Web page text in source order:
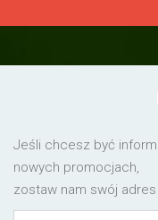
Jeśli chcesz być
nowych promocjach,
zostaw nam swój adres